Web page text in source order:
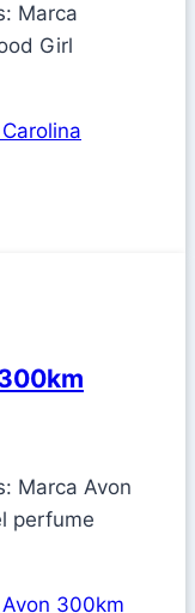
Marca
Girl
Marca Avon
perfume
300km